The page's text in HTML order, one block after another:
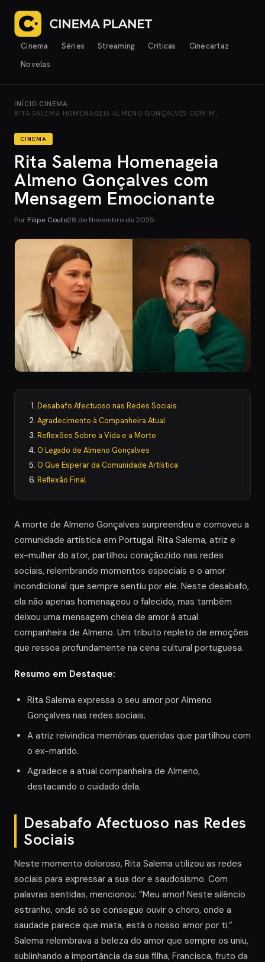
Cinema Séries Streaming Críticas
Cinecartaz
Novelas
INÍCIO› CINEMA›
RITA SALEMA HOMENAGEIA ALMENO GONÇALVES COM M…
CINEMA
Rita Salema Homenageia
Almeno Gonçalves com
Mensagem Emocionante
Por Filipe Couto28 de Novembro de 2025
Desabafo Afectuoso nas Redes Sociais
Agradecimento à Companheira Atual
Reflexões Sobre a Vida e a Morte
O Legado de Almeno Gonçalves
O Que Esperar da Comunidade Artística
Reflexão Final
A morte de Almeno Gonçalves surpreendeu e comoveu a
comunidade artística em Portugal. Rita Salema, atriz e
ex-mulher do ator, partilhou coraçãozido nas redes
sociais, relembrando momentos especiais e o amor
incondicional que sempre sentiu por ele. Neste desabafo,
ela não apenas homenageou o falecido, mas também
deixou uma mensagem cheia de amor à atual
companheira de Almeno. Um tributo repleto de emoções
que ressoa profundamente na cena cultural portuguesa.
Resumo em Destaque:
Rita Salema expressa o seu amor por Almeno
Gonçalves nas redes sociais.
A atriz reivindica memórias queridas que partilhou com
o ex-marido.
Agradece a atual companheira de Almeno,
destacando o cuidado dela.
Desabafo Afectuoso nas Redes
Sociais
Neste momento doloroso, Rita Salema utilizou as redes
sociais para expressar a sua dor e saudosismo. Com
palavras sentidas, mencionou: “Meu amor! Neste silêncio
estranho, onde só se consegue ouvir o choro, onde a
saudade parece que mata, está o nosso amor por ti.”
Salema relembrava a beleza do amor que sempre os uniu,
sublinhando a importância da sua filha, Francisca, fruto da